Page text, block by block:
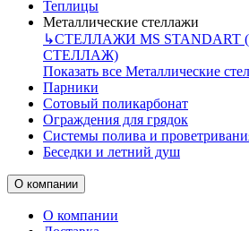
Теплицы
Металлические стеллажи
↳СТЕЛЛАЖИ MS STANDART
СТЕЛЛАЖ)
Показать все Металлические
Парники
Сотовый поликарбонат
Ограждения для грядок
Системы полива и
Беседки и летний душ
О компании
О компании